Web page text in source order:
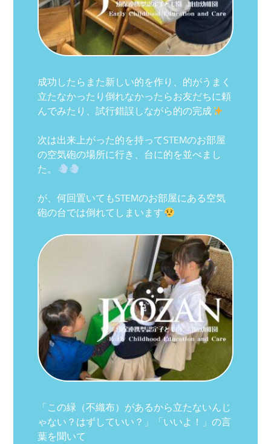
成功したらまた新しい的を作り、的がうまく
立たなかったり倒れなかったらお友だちに頼
んでみたり、試行錯誤しながら的の完成
次は出来上がった的を持ってSTEMのお部屋
の空気砲の場所に行き、台に的を並べまし
た。
が、何回置いてもSTEMのお部屋にある空気
砲の台では倒れてしまいます
「この緑（不織布）があるから立たないんじ
ゃない？はずしていい？」「いいよ！」の言
葉を聞いて